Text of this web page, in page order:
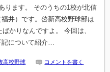
ります。 そのうちの1校が北信
井）です。啓新高校野球部は
かりなんですよ。 今回は、
記について紹介…
高校野球 コメントを書く